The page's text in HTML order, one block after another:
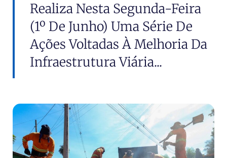
Realiza Nesta Segunda-Feira
(1º De Junho) Uma Série De
Ações Voltadas À Melhoria Da
Infraestrutura Viária...